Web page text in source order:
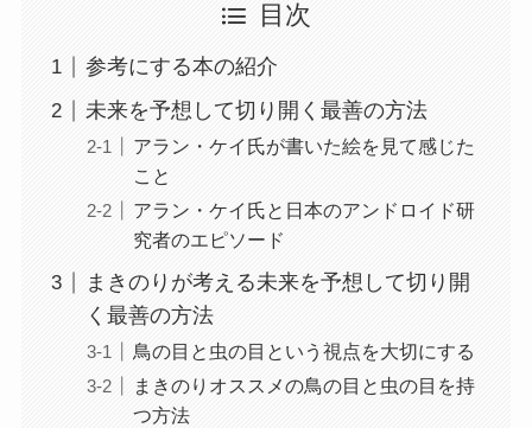
目次
参考にする本の紹介
未来を予想して切り開く最善の方法
アラン・ケイ氏が書いた絵を見て感じた
こと
アラン・ケイ氏と日本のアンドロイド研
究者のエピソード
まきのりが考える未来を予想して切り開
く最善の方法
鳥の目と虫の目という視点を大切にする
まきのりオススメの鳥の目と虫の目を持
つ方法